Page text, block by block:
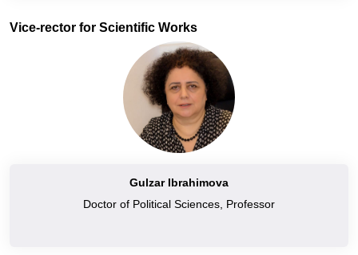
Vice-rector for Scientific Works
Gulzar Ibrahimova
Doctor of Political Sciences, Professor